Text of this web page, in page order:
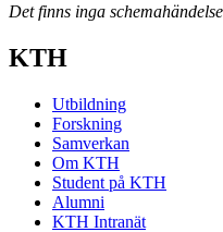
Det finns inga
KTH
Utbildning
Forskning
Samverkan
Om KTH
Student på KTH
Alumni
KTH Intranät